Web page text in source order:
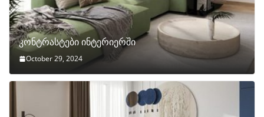
კონტრასტები ინტერიერში
October 29, 2024